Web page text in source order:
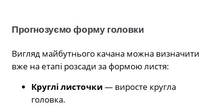
Прогнозуємо форму головки
Вигляд майбутнього качана можна визначити
вже на етапі розсади за формою листя:
Круглі листочки — виросте кругла
головка.